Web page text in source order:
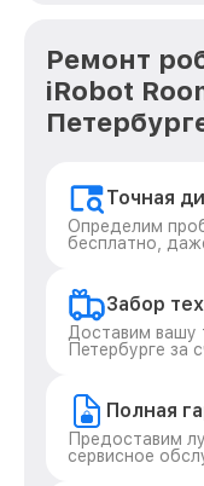
Ремонт
iRobot
Точная
Определим
бесплатно,
Забор
Доставим вашу
Петербурге за
Полная
Предоставим
сервисное